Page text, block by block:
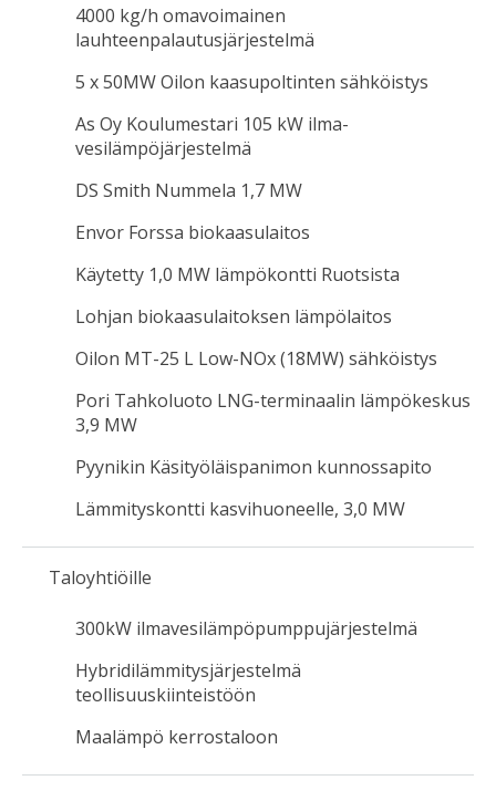
4000 kg/h omavoimainen
lauhteenpalautusjärjestelmä
5 x 50MW Oilon kaasupoltinten sähköistys
As Oy Koulumestari 105 kW ilma-
vesilämpöjärjestelmä
DS Smith Nummela 1,7 MW
Envor Forssa biokaasulaitos
Käytetty 1,0 MW lämpökontti Ruotsista
Lohjan biokaasulaitoksen lämpölaitos
Oilon MT-25 L Low-NOx (18MW) sähköistys
Pori Tahkoluoto LNG-terminaalin lämpökeskus
3,9 MW
Pyynikin Käsityöläispanimon kunnossapito
Lämmityskontti kasvihuoneelle, 3,0 MW
Taloyhtiöille
300kW ilmavesilämpöpumppujärjestelmä
Hybridilämmitysjärjestelmä
teollisuuskiinteistöön
Maalämpö kerrostaloon